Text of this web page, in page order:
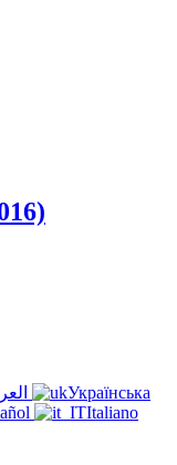
Українська
Italiano